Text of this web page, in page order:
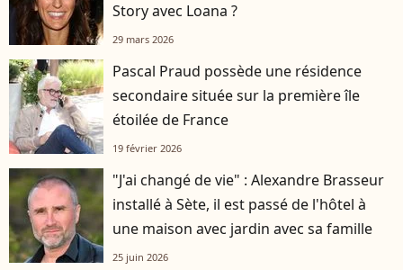
Story avec Loana ?
29 mars 2026
Pascal Praud possède une résidence
secondaire située sur la première île
étoilée de France
19 février 2026
"J'ai changé de vie" : Alexandre Brasseur
installé à Sète, il est passé de l'hôtel à
une maison avec jardin avec sa famille
25 juin 2026